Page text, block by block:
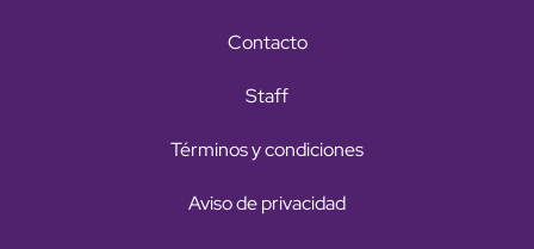
Contacto
Staff
Términos y condiciones
Aviso de privacidad